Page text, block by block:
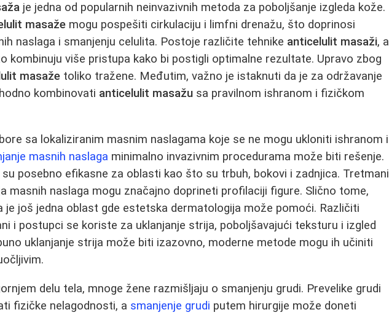
je jedna od popularnih neinvazivnih metoda za poboljšanje izgleda kože.
masaže mogu pospešiti cirkulaciju i limfni drenažu, što doprinosi
naslaga i smanjenju celulita. Postoje različite tehnike anticelulit masaži, a
kombinuju više pristupa kako bi postigli optimalne rezultate. Upravo zbog
masaže toliko tražene. Međutim, važno je istaknuti da je za održavanje
kombinovati anticelulit masažu sa pravilnom ishranom i fizičkom
sa lokaliziranim masnim naslagama koje se ne mogu ukloniti ishranom i
masnih naslaga minimalno invazivnim procedurama može biti rešenje.
su posebno efikasne za oblasti kao što su trbuh, bokovi i zadnjica. Tretmani
masnih naslaga mogu značajno doprineti profilaciji figure. Slično tome,
je još jedna oblast gde estetska dermatologija može pomoći. Različiti
i postupci se koriste za uklanjanje strija, poboljšavajući teksturu i izgled
uklanjanje strija može biti izazovno, moderne metode mogu ih učiniti
delu tela, mnoge žene razmišljaju o smanjenju grudi. Prevelike grudi
fizičke nelagodnosti, a smanjenje grudi putem hirurgije može doneti